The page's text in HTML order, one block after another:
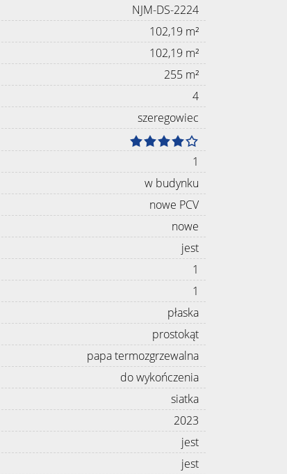
NJM-DS-2224
102,19 m²
102,19 m²
255 m²
4
szeregowiec
1
w budynku
nowe PCV
nowe
jest
1
1
płaska
prostokąt
papa termozgrzewalna
do wykończenia
siatka
2023
jest
jest